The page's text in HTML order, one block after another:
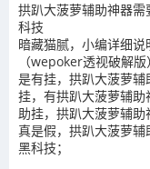
拱趴大菠萝辅助神器
科技
暗藏猫腻，小编详细
（wepoker透视破解
是有挂，拱趴大菠萝
挂，有拱趴大菠萝辅
助挂，拱趴大菠萝辅
真是假，拱趴大菠萝
黑科技；